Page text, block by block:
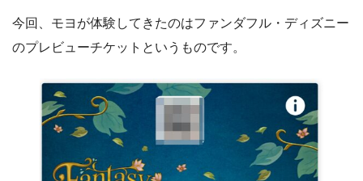
今回、モヨが体験してきたのはファンダフル・ディズニー
のプレビューチケットというものです。